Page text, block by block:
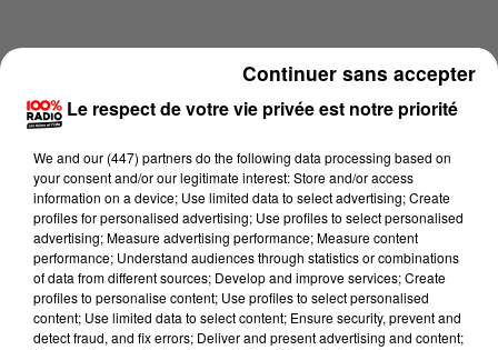
Lecture (1 min 15 sec)
Le respect de votre vie privée est notre priorité
We and our (447) partnersdo the following data processing based on
your consent and/or our legitimate interest: Store and/or access
information on a device; Use limited data to select advertising; Create
profiles for personalised advertising; Use profiles to select personalised
advertising; Measure advertising performance; Measure content
performance; Understand audiences through statistics or combinations
of data from different sources; Develop and improve services; Create
profiles to personalise content; Use profiles to select personalised
content; Use limited data to select content; Ensure security, prevent and
detect fraud, and fix errors; Deliver and present advertising and content;
Continuer sans accepter